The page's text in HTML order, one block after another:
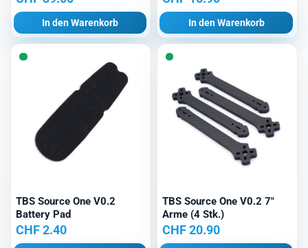
In den Warenkorb In den Warenkorb
TBS Source One V0.2
Battery Pad
CHF2.40
TBS Source One V0.2 7″
Arme (4 Stk.)
CHF20.90